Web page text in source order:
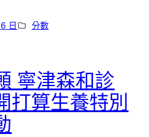
日 分數
寧津森和診
打算生養特別